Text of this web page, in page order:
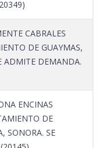
CABRALES
DE GUAYMAS,
ADMITE DEMANDA.
ENCINAS
DE
SONORA. SE